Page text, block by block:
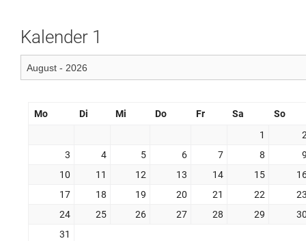
Kalender 1
Mo Di Mi Do Fr Sa
So
1
3
4 5 6 7 8
10
11 12 13 14 15
17
18 19 20 21 22
24
25 26 27 28 29
31